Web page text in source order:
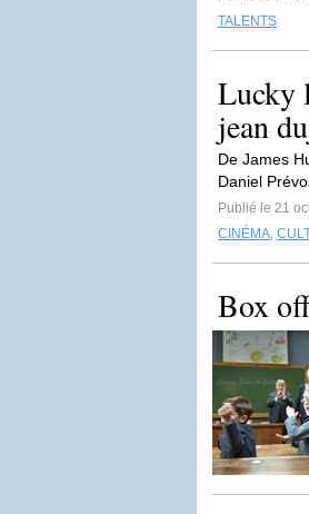
TALENTS
Lucky
jean
De James
Daniel
Publié le 21
CINÉMA,
Box